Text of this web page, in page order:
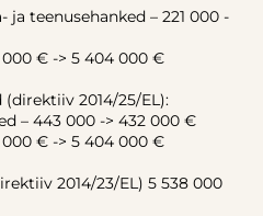
ja teenusehanked – 221 000 -
€ -> 5 404 000 €
2014/25/EL):
– 443 000 -> 432 000 €
€ -> 5 404 000 €
2014/23/EL) 5 538 000